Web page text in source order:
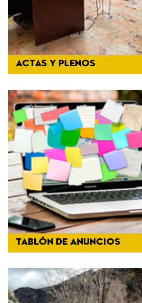
ACTAS Y PLENOS
TABLÓN DE ANUNCIOS